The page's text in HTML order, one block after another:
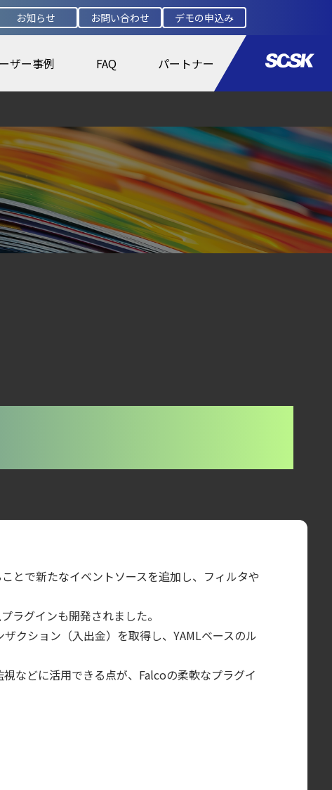
お知らせ お問い合わせ デモの申込み
ザー事例 FAQ パートナー
盤
盤
とで新たなイベントソースを追加し、フィルタや
ラグインも開発されました。
クション（入出金）を取得し、YAMLベースのル
などに活用できる点が、Falcoの柔軟なプラグイ